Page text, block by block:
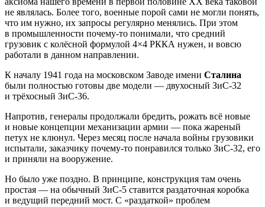
не являлась. Более того, военные порой сами не могли понять,
что им нужно, их запросы регулярно менялись. При этом
в промышленности почему-то понимали, что средний
грузовик с колёсной формулой 4×4 РККА нужен, и вовсю
работали в данном направлении.
К началу 1941 года на московском Заводе имени Сталина
были полностью готовы две модели — двухосный ЗиС-32
и трёхосный ЗиС-36.
Напротив, генералы продолжали бредить, рожать всё новые
и новые концепции механизации армии — пока жареный
петух не клюнул. Через месяц после начала войны грузовики
испытали, заказчику почему-то понравился только ЗиС-32, его
и приняли на вооружение.
Но было уже поздно. В принципе, конструкция там очень
простая — на обычный ЗиС-5 ставится раздаточная коробка
и ведущий передний мост. С «раздаткой» проблем